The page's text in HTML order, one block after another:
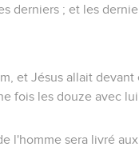
derniers ; et les
et Jésus allait
fois les douze avec
l'homme sera livré